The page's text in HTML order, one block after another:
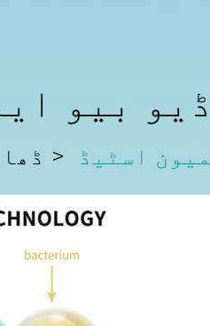
ڈیو بیو
اسٹیڈ